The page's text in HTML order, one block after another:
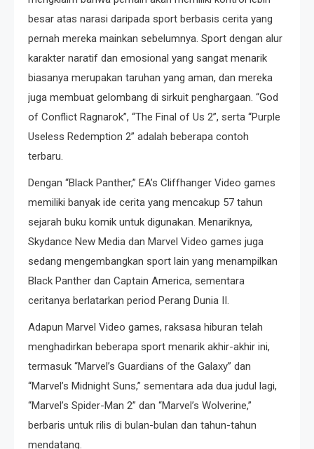
besar atas narasi daripada sport berbasis cerita yang
pernah mereka mainkan sebelumnya. Sport dengan alur
karakter naratif dan emosional yang sangat menarik
biasanya merupakan taruhan yang aman, dan mereka
juga membuat gelombang di sirkuit penghargaan. “God
of Conflict Ragnarok”, “The Final of Us 2”, serta “Purple
Useless Redemption 2” adalah beberapa contoh
terbaru.
Dengan “Black Panther,” EA’s Cliffhanger Video games
memiliki banyak ide cerita yang mencakup 57 tahun
sejarah buku komik untuk digunakan. Menariknya,
Skydance New Media dan Marvel Video games juga
sedang mengembangkan sport lain yang menampilkan
Black Panther dan Captain America, sementara
ceritanya berlatarkan period Perang Dunia II.
Adapun Marvel Video games, raksasa hiburan telah
menghadirkan beberapa sport menarik akhir-akhir ini,
termasuk “Marvel’s Guardians of the Galaxy” dan
“Marvel’s Midnight Suns,” sementara ada dua judul lagi,
“Marvel’s Spider-Man 2” dan “Marvel’s Wolverine,”
berbaris untuk rilis di bulan-bulan dan tahun-tahun
mendatang.